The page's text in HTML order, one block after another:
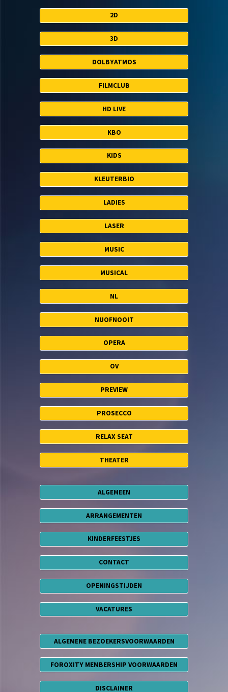
2D
3D
DOLBYATMOS
FILMCLUB
HD LIVE
KBO
KIDS
KLEUTERBIO
LADIES
LASER
MUSIC
MUSICAL
NL
NUOFNOOIT
OPERA
OV
PREVIEW
PROSECCO
RELAX SEAT
THEATER
ALGEMEEN
ARRANGEMENTEN
KINDERFEESTJES
CONTACT
OPENINGSTIJDEN
VACATURES
ALGEMENE BEZOEKERSVOORWAARDEN
FOROXITY MEMBERSHIP VOORWAARDEN
DISCLAIMER